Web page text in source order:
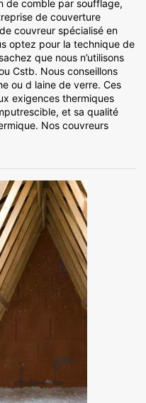
de comble par soufflage,
de couverture
couvreur spécialisé en
optez pour la technique de
que nous n’utilisons
Cstb. Nous conseillons
ou d laine de verre. Ces
exigences thermiques
et sa qualité
Nos couvreurs